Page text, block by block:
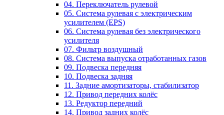
04. Переключатель рулевой
05. Система рулевая с электрическим
усилителем (EPS)
06. Система рулевая без электрического
усилителя
07. Фильтр воздушный
08. Система выпуска отработанных газов
09. Подвеска передняя
10. Подвеска задняя
11. Задние амортизаторы, стабилизатор
12. Привод передних колёс
13. Редуктор передний
14. Привод задних колёс